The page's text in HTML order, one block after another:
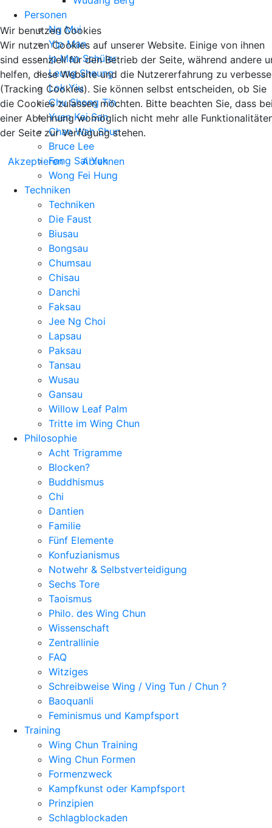
Personen
Ng Mui
Yip Man
Ip Man Schüler
Leung Sheung
Lok Yiu
Chu Shong Tin
Yuen Kai San
Chan Wah Shun
Bruce Lee
Fong Sai Yuk
Wong Fei Hung
Techniken
Techniken
Die Faust
Biusau
Bongsau
Chumsau
Chisau
Danchi
Faksau
Jee Ng Choi
Lapsau
Paksau
Tansau
Wusau
Gansau
Willow Leaf Palm
Tritte im Wing Chun
Philosophie
Acht Trigramme
Blocken?
Buddhismus
Chi
Dantien
Familie
Fünf Elemente
Konfuzianismus
Notwehr & Selbstverteidigung
Sechs Tore
Taoismus
Philo. des Wing Chun
Wissenschaft
Zentrallinie
FAQ
Witziges
Schreibweise Wing / Ving Tun / Chun ?
Baoquanli
Feminismus und Kampfsport
Training
Wing Chun Training
Wing Chun Formen
Formenzweck
Kampfkunst oder Kampfsport
Prinzipien
Schlagblockaden
Wir benutzen Cookies
Wir nutzen Cookies auf unserer Website. Einige von ihnen
sind essenziell für den Betrieb der Seite, während andere
helfen, diese Website und die Nutzererfahrung zu
(Tracking Cookies). Sie können selbst entscheiden, ob Sie
die Cookies zulassen möchten. Bitte beachten Sie, dass
einer Ablehnung womöglich nicht mehr alle
der Seite zur Verfügung stehen.
Akzeptieren Ablehnen